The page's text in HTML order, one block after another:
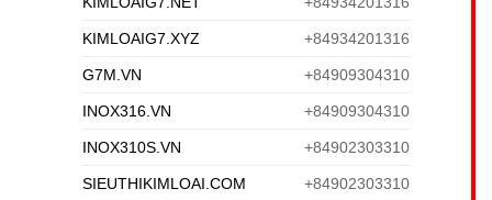
KIMLOAIG7.XYZ +84934201316
G7M.VN +84909304310
INOX316.VN +84909304310
INOX310S.VN +84902303310
SIEUTHIKIMLOAI.COM +84902303310